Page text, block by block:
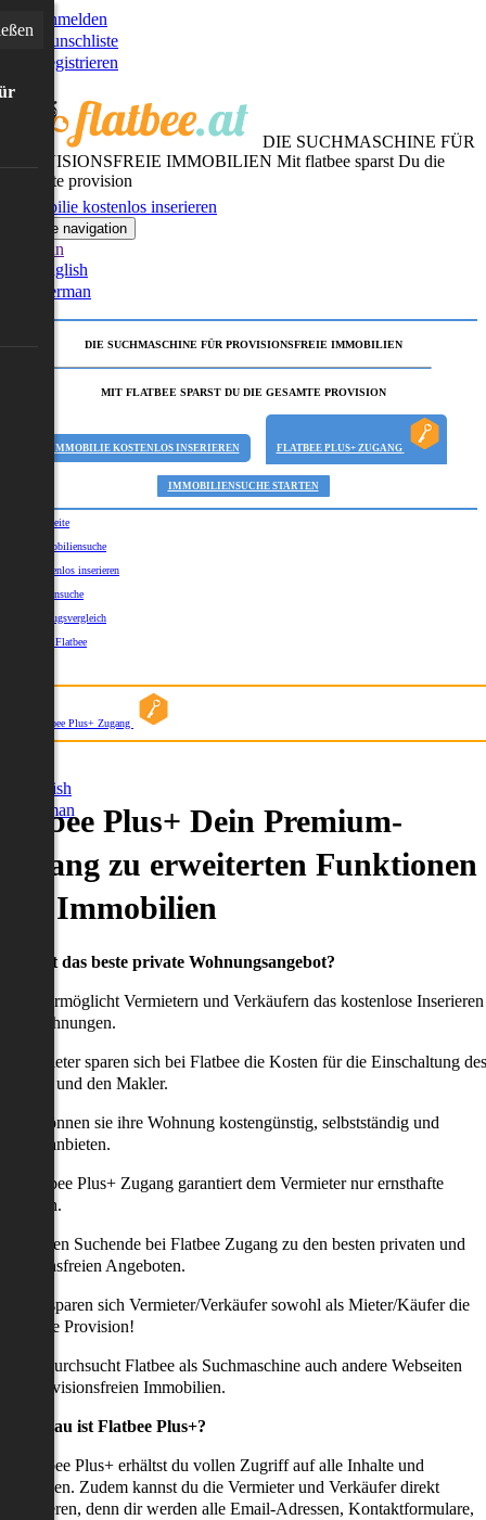
Anmelden
Wunschliste
Registrieren
DIE SUCHMASCHINE FÜR
PROVISIONSFREIE IMMOBILIEN Mit flatbee sparst Du die
gesamte provision
Immobilie kostenlos inserieren
Toggle navigation
German
English
German
DIE SUCHMASCHINE FÜR PROVISIONSFREIE IMMOBILIEN
MIT FLATBEE SPARST DU DIE GESAMTE PROVISION
IMMOBILIE KOSTENLOS INSERIEREN FLATBEE PLUS+ ZUGANG
IMMOBILIENSUCHE STARTEN
Startseite
Immobiliensuche
Kostenlos inserieren
Kartensuche
Umzugsvergleich
Über Flatbee
Flatbee Plus+ Zugang
English
German
Plus+ Dein Premium-
zu erweiterten Funktionen
Immobilien
willst das beste private Wohnungsangebot?
ermöglicht Vermietern und Verkäufern das kostenlose Inserieren
Wohnungen.
Anbieter sparen sich bei Flatbee die Kosten für die Einschaltung des
und den Makler.
können sie ihre Wohnung kostengünstig, selbstständig und
anbieten.
Flatbee Plus+ Zugang garantiert dem Vermieter nur ernsthafte
erhalten Suchende bei Flatbee Zugang zu den besten privaten und
Angeboten.
uns sparen sich Vermieter/Verkäufer sowohl als Mieter/Käufer die
Provision!
durchsucht Flatbee als Suchmaschine auch andere Webseiten
provisionsfreien Immobilien.
genau ist Flatbee Plus+?
Flatbee Plus+ erhältst du vollen Zugriff auf alle Inhalte und
Zudem kannst du die Vermieter und Verkäufer direkt
denn dir werden alle Email-Adressen, Kontaktformulare,